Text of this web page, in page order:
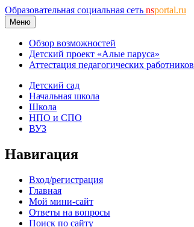
Образовательная социальная сеть nsportal.ru
Меню
Обзор возможностей
Детский проект «Алые паруса»
Аттестация педагогических работников
Детский сад
Начальная школа
Школа
НПО и СПО
ВУЗ
Навигация
Вход/регистрация
Главная
Мой мини-сайт
Ответы на вопросы
Поиск по сайту